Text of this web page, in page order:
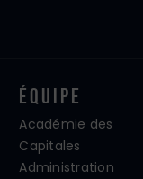
Équipe
Académie des
Capitales
Administration